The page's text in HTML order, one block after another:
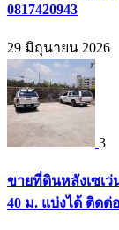
0817420943
29 มิถุนายน 2026
3
ขายที่ดินหลังเซเว่
40 ม. แบ่งได้ ติดต่